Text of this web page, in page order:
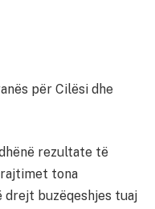
për Cilësi dhe
rezultate të
tona
drejt buzëqeshjes tuaj